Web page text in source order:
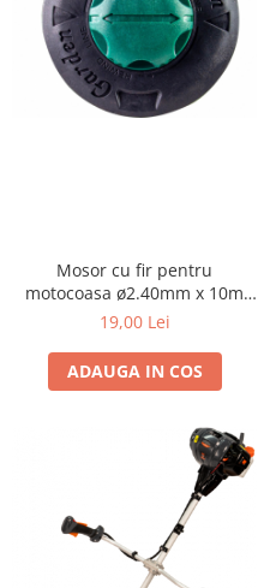
Produse decorative
Produse pentru constructii
Aparate pneumatice
Pistoale de vopsit
Bormasini
Aparate de sudura
Aeroterme si tunuri de caldura
Aspiratoare profesionale
Ciocane rotopercutoare
Ciocane electro-pneumatice
Fierastrau circular
Fierastrau electric
Mosor cu fir pentru
motocoasa ø2.40mm x 10m
M10 Easy Load RG
19,00 Lei
ADAUGA IN COS